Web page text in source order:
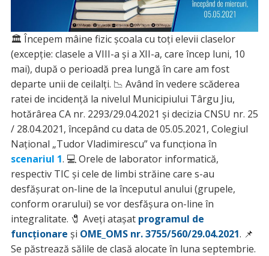
🏛 Începem mâine fizic școala cu toți elevii claselor
(excepție: clasele a VIII-a și a XII-a, care încep luni, 10
mai), după o perioadă prea lungă în care am fost
departe unii de ceilalți. 📉 Având în vedere scăderea
ratei de incidență la nivelul Municipiului Târgu Jiu,
hotărârea CA nr. 2293/29.04.2021 și decizia CNSU nr. 25
/ 28.04.2021, începând cu data de 05.05.2021, Colegiul
Național „Tudor Vladimirescu” va funcționa în
scenariul 1. 💻 Orele de laborator informatică,
respectiv TIC și cele de limbi străine care s-au
desfășurat on-line de la începutul anului (grupele,
conform orarului) se vor desfășura on-line în
integralitate. 🧷 Aveți atașat programul de
funcționare și OME_OMS nr. 3755/560/29.04.2021. 📌
Se păstrează sălile de clasă alocate în luna septembrie.